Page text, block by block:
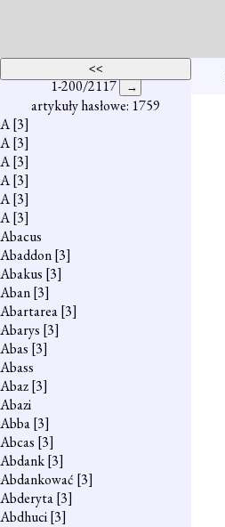
1-200/2117
artykuły hasłowe: 1759
A[3]
A[3]
A[3]
A[3]
A[3]
A[3]
Abacus
Abaddon[3]
Abakus [3]
Aban[3]
Abartarea[3]
Abarys [3]
Abas [3]
Abass
Abaz[3]
Abazi
Abba[3]
Abcas [3]
Abdank[3]
Abdankować [3]
Abderyta[3]
Abdhuci[3]